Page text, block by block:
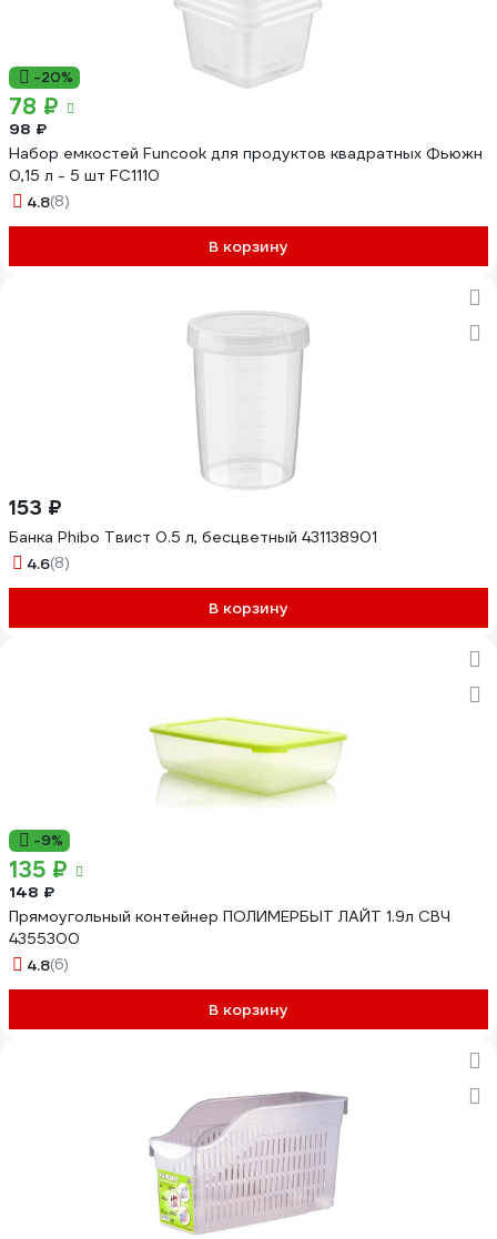
-20%
78 ₽
98 ₽
Набор емкостей Funcook для продуктов квадратных Фьюжн
0,15 л - 5 шт FC1110
4.8(8)
В корзину
153 ₽
Банка Phibo Твист 0.5 л, бесцветный 431138901
4.6(8)
В корзину
-9%
135 ₽
148 ₽
Прямоугольный контейнер ПОЛИМЕРБЫТ ЛАЙТ 1.9л СВЧ
4355300
4.8(6)
В корзину